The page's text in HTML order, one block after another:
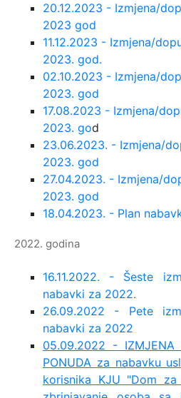
20.12.2023 - Izmjena/
2023 god
11.12.2023 - Izmjena/
2023. god.
02.10.2023 - Izmjena/
2023. god
17.08.2023 - Izmjena/
2023. god
23.06.2023. - Izmjena/
2023. god
27.04.2023. - Izmjena/
2023. god
18.04.2023. - Plan
2022. godina
16.11.2022. - Šeste
nabavki za 2022.
26.09.2022 - Pete
nabavki za 2022
05.09.2022 - IZMJENA
PONUDA za nabavku
korisnika KJU "Dom